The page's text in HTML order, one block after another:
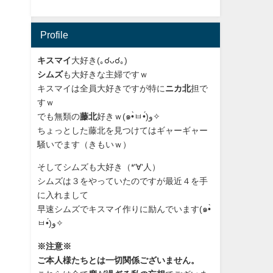
Profile
キスマイ大好き(｡☌ᴗ☌｡)
シムズも大好きな主婦ですｗ
キスマイは全員大好きですが特にニカ北担で
すｗ
でも無類の藤北
好きｗ(๑•̀ㅂ•́)و✧
ちょっとした藤北を見つけてはギャーギャー
騒いでます（きもいｗ）
そしてシムズも大好き（*'∀'人）
シムズは３をやっていたのですが最近４を手
に入れまして
早速シムズでキスマイ作りに励んでいます(๑•̀
ㅂ•́)و✧
※注意※
ご本人様たちとは一切関係ございません。